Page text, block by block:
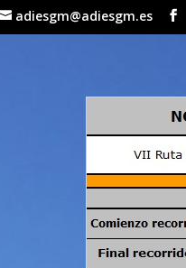
adiesgm@adiesgm.es